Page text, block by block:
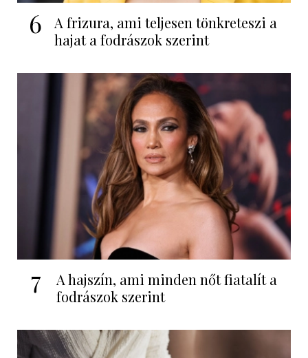
6
A frizura, ami teljesen tönkreteszi a
hajat a fodrászok szerint
7
A hajszín, ami minden nőt fiatalít a
fodrászok szerint